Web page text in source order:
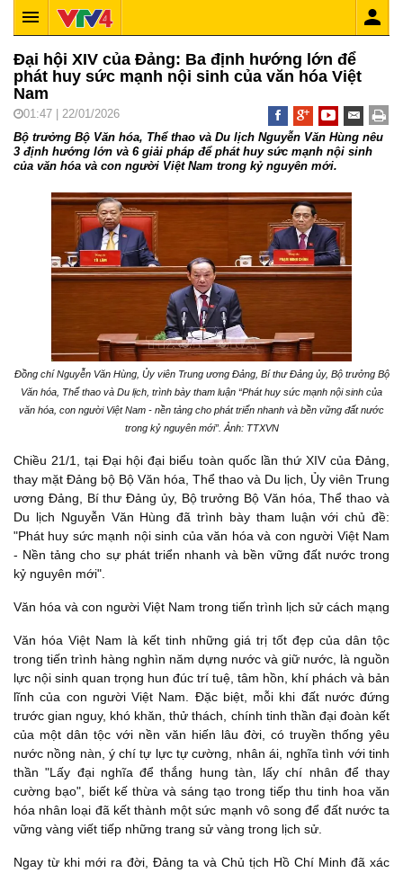
Đại hội XIV của Đảng: Ba định hướng lớn để
phát huy sức mạnh nội sinh của văn hóa Việt
Nam
01:47 | 22/01/2026
Bộ trưởng Bộ Văn hóa, Thể thao và Du lịch Nguyễn Văn Hùng nêu
3 định hướng lớn và 6 giải pháp để phát huy sức mạnh nội sinh
của văn hóa và con người Việt Nam trong kỷ nguyên mới.
Đồng chí Nguyễn Văn Hùng, Ủy viên Trung ương Đảng, Bí thư Đảng ủy, Bộ trưởng Bộ
Văn hóa, Thể thao và Du lịch, trình bày tham luận “Phát huy sức mạnh nội sinh của
văn hóa, con người Việt Nam - nền tảng cho phát triển nhanh và bền vững đất nước
trong kỷ nguyên mới”. Ảnh: TTXVN
Chiều 21/1, tại Đại hội đại biểu toàn quốc lần thứ XIV của Đảng,
thay mặt Đảng bộ Bộ Văn hóa, Thể thao và Du lịch, Ủy viên Trung
ương Đảng, Bí thư Đảng ủy, Bộ trưởng Bộ Văn hóa, Thể thao và
Du lịch Nguyễn Văn Hùng đã trình bày tham luận với chủ đề:
"Phát huy sức mạnh nội sinh của văn hóa và con người Việt Nam
- Nền tảng cho sự phát triển nhanh và bền vững đất nước trong
kỷ nguyên mới".
Văn hóa và con người Việt Nam trong tiến trình lịch sử cách mạng
Văn hóa Việt Nam là kết tinh những giá trị tốt đẹp của dân tộc
trong tiến trình hàng nghìn năm dựng nước và giữ nước, là nguồn
lực nội sinh quan trọng hun đúc trí tuệ, tâm hồn, khí phách và bản
lĩnh của con người Việt Nam. Đặc biệt, mỗi khi đất nước đứng
trước gian nguy, khó khăn, thử thách, chính tinh thần đại đoàn kết
của một dân tộc với nền văn hiến lâu đời, có truyền thống yêu
nước nồng nàn, ý chí tự lực tự cường, nhân ái, nghĩa tình với tinh
thần "Lấy đại nghĩa để thắng hung tàn, lấy chí nhân để thay
cường bạo", biết kế thừa và sáng tạo trong tiếp thu tinh hoa văn
hóa nhân loại đã kết thành một sức mạnh vô song để đất nước ta
vững vàng viết tiếp những trang sử vàng trong lịch sử.
Ngay từ khi mới ra đời, Đảng ta và Chủ tịch Hồ Chí Minh đã xác